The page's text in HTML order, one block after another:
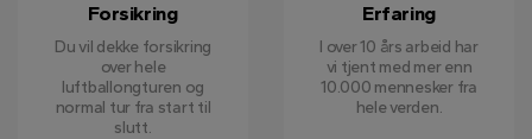
Forsikring
Du vil dekke forsikring
over hele
luftballongturen og
normal tur fra start til
slutt.
Erfaring
I over 10 års arbeid har
vi tjent med mer enn
10.000 mennesker fra
hele verden.